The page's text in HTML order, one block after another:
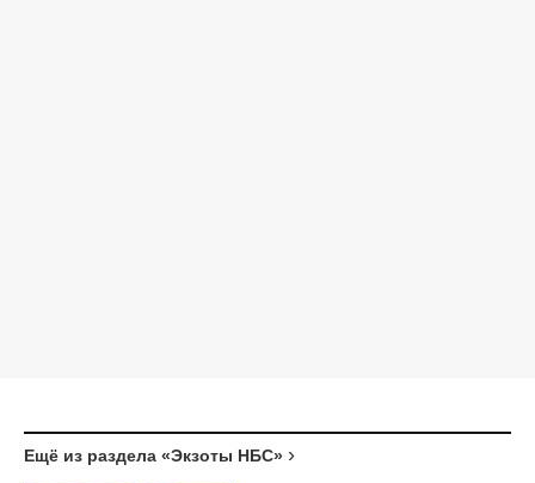
Ещё из раздела «Экзоты НБС»